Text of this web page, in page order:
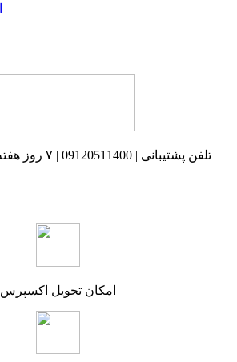
امکان تحویل اکسپرس